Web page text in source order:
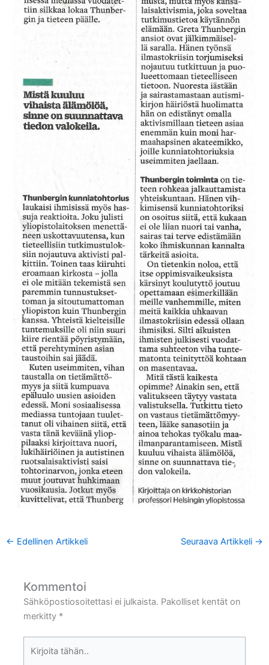
← Edellinen Artikkeli Seuraava Artikkeli →
Kommentoi
Sähköpostiosoitettasi ei julkaista. Pakolliset kentät on
merkitty *
tähän..